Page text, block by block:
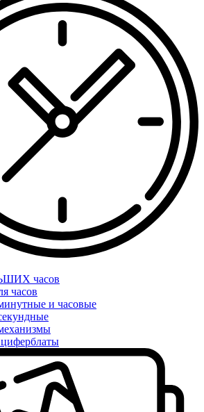
часов
часов
и часовые